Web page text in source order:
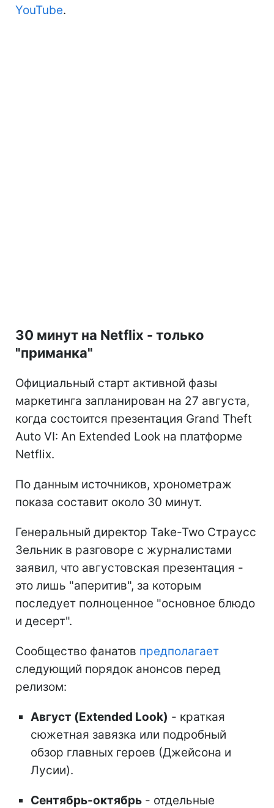
YouTube.
30 минут на Netflix - только
"приманка"
Официальный старт активной фазы
маркетинга запланирован на 27 августа,
когда состоится презентация Grand Theft
Auto VI: An Extended Look на платформе
Netflix.
По данным источников, хронометраж
показа составит около 30 минут.
Генеральный директор Take-Two Страусс
Зельник в разговоре с журналистами
заявил, что августовская презентация -
это лишь "аперитив", за которым
последует полноценное "основное блюдо
и десерт".
Сообщество фанатов предполагает
следующий порядок анонсов перед
релизом:
Август (Extended Look) - краткая
сюжетная завязка или подробный
обзор главных героев (Джейсона и
Лусии).
Сентябрь-октябрь - отдельные